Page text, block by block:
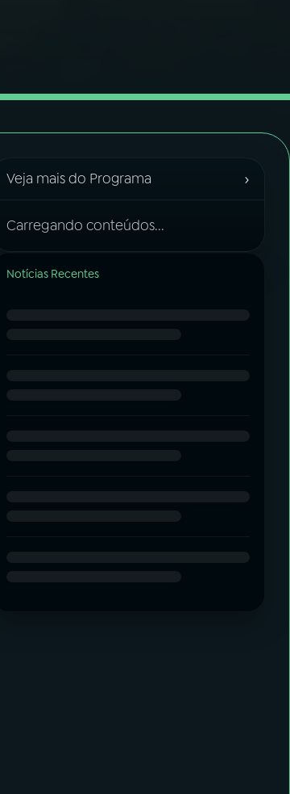
Veja mais do Programa ›
Carregando conteúdos...
Notícias Recentes